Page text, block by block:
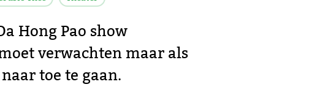
Hong Pao show
verwachten maar als
toe te gaan.